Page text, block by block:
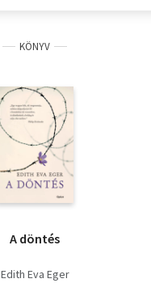
KÖNYV
A döntés
Edith Eva Eger